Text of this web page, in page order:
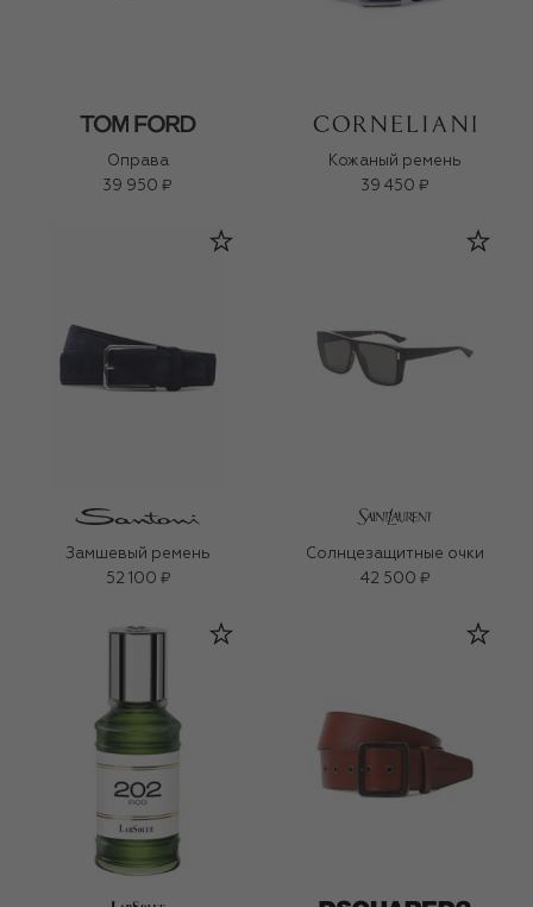
Оправа
39 950 ₽
Кожаный ремень
39 450 ₽
Замшевый ремень
52 100 ₽
Солнцезащитные очки
42 500 ₽